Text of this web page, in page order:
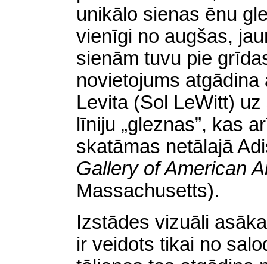
unikālo sienas ēnu
vienīgi no augšas,
sienām tuvu pie
novietojums
Levita (Sol LeWitt)
līniju „gleznas”, kas
skatāmas netālajā
Gallery of American
Massachusetts).
Izstādes vizuāli
ir veidots tikai no